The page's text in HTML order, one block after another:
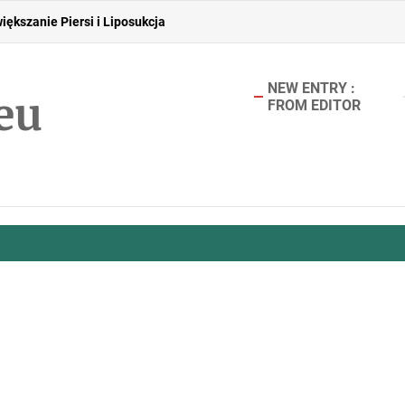
Piersi i Liposukcja
Rozwiązanie dla Osób Poszukujących Stylu i Pewności Siebie
Piersi i Liposukcja
NEW ENTRY :
FROM EDITOR